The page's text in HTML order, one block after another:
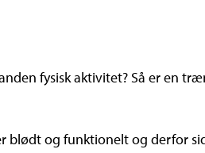
fysisk aktivitet? Så er en
blødt og funktionelt og derfor